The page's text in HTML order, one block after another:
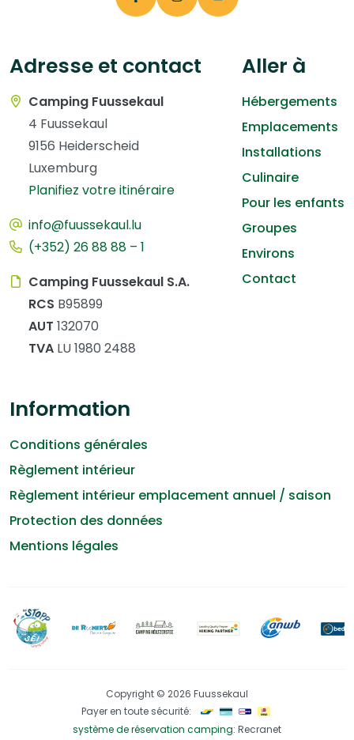
Adresse et contact
Camping Fuussekaul
4 Fuussekaul
9156 Heiderscheid
Luxemburg
Planifiez votre itinéraire
info@fuussekaul.lu
(+352) 26 88 88 – 1
Camping Fuussekaul S.A.
RCS B95899
AUT 132070
TVA LU 1980 2488
Aller à
Hébergements
Emplacements
Installations
Culinaire
Pour les enfants
Groupes
Environs
Contact
Information
Conditions générales
Règlement intérieur
Règlement intérieur emplacement annuel / saison
Protection des données
Mentions légales
Copyright © 2026 Fuussekaul
Payer en toute sécurité:
système de réservation camping: Recranet